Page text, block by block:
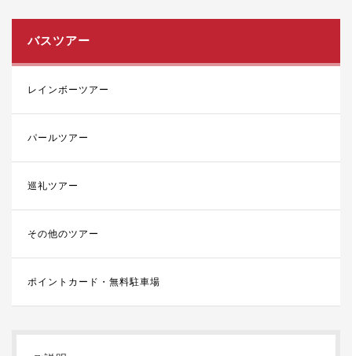
バスツアー
レインボーツアー
パールツアー
巡礼ツアー
その他のツアー
ポイントカード・無料駐車場